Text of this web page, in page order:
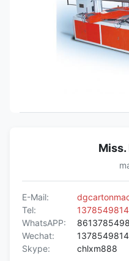
Rad-Antrieb
Miss.
E-Mail:
Tel:
WhatsAPP:
Wechat:
Skype:
chlxm888